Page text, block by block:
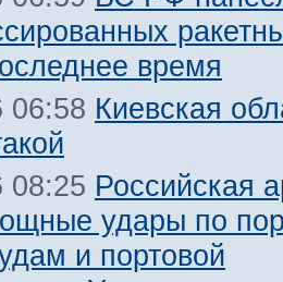
время
06:58 Киевская
08:25 Российская
удары по
и портовой